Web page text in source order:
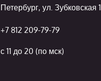
Петербург, ул. Зубковская 1
+7 812 209-79-79
с 11 до 20 (по мск)